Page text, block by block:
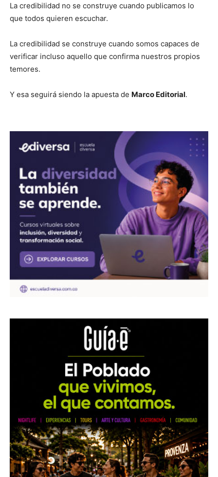
La credibilidad no se construye cuando publicamos lo
que todos quieren escuchar.
La credibilidad se construye cuando somos capaces de
verificar incluso aquello que confirma nuestros propios
temores.
Y esa seguirá siendo la apuesta de Marco Editorial.